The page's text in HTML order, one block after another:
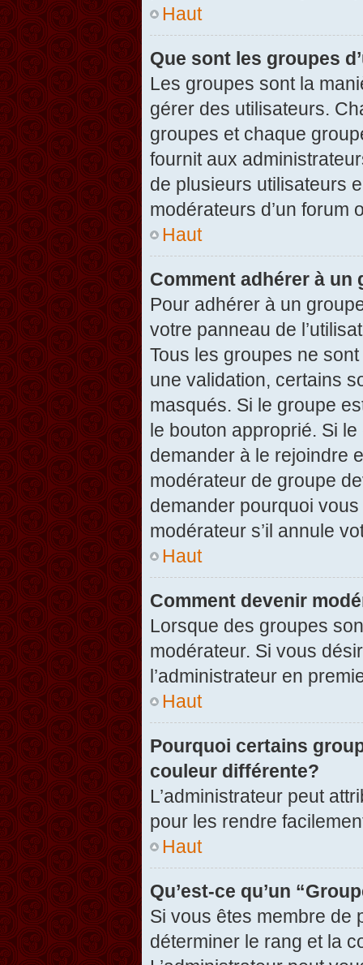
Haut
Que sont les groupes
Les groupes sont la
gérer des utilisateurs.
groupes et chaque
fournit aux
de plusieurs utilisateurs
modérateurs d’un forum
Haut
Comment adhérer à un
Pour adhérer à un
votre panneau de
Tous les groupes ne
une validation, certains
masqués. Si le groupe
le bouton approprié. Si
demander à le rejoindre
modérateur de groupe
demander pourquoi
modérateur s’il annule
Haut
Comment devenir
Lorsque des groupes
modérateur. Si vous
l’administrateur en
Haut
Pourquoi certains
couleur différente?
L’administrateur peut
pour les rendre
Haut
Qu’est-ce qu’un
Si vous êtes membre de
déterminer le rang et la